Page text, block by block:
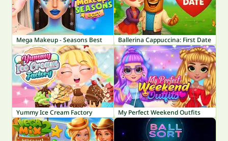
Mega Makeup - Seasons Best Ballerina Cappuccina: First Date
Yummy Ice Cream Factory My Perfect Weekend Outfits